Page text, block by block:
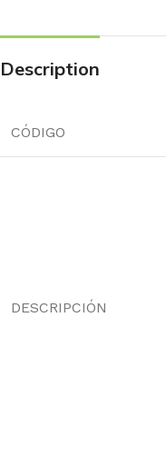
Description
CÓDIGO
DESCRIPCIÓN